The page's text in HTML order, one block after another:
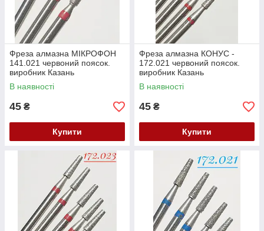
Фреза алмазна МІКРОФОН
141.021 червоний поясок.
виробник Казань
(104.141.514.021) Залишок
В наявності
45 ₴
Купити
Фреза алмазна КОНУС -
172.021 червоний поясок.
виробник Казань
(104.172.514.021) Залишок
В наявності
45 ₴
Купити